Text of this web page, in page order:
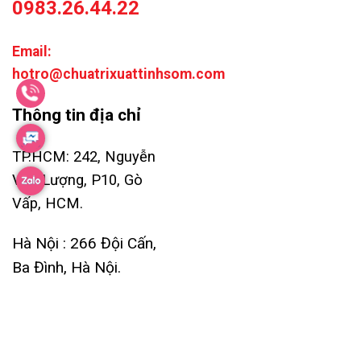
0983.26.44.22
Email:
hotro@chuatrixuattinhsom.com
Thông tin địa chỉ
TP.HCM: 242, Nguyễn
Văn Lượng, P10, Gò
Vấp, HCM.
Hà Nội : 266 Đội Cấn,
Ba Đình, Hà Nội.